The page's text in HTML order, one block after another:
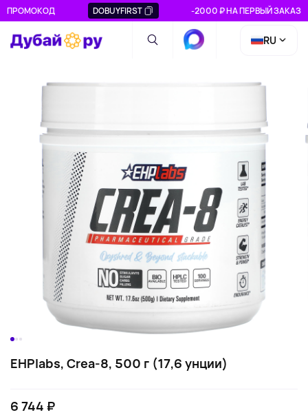
ПРОМОКОД DOBUYFIRST -2000 ₽ НА ПЕРВЫЙ ЗАКАЗ
RU
EHPlabs, Crea-8, 500 г (17,6 унции)
6 744 ₽